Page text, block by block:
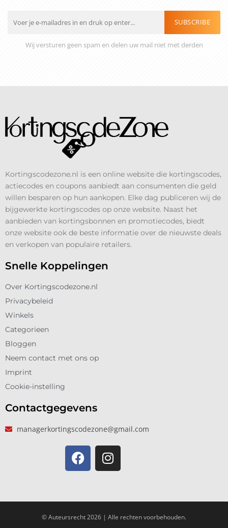
SUBSCRIBE
Wij versturen geen spam en delen uw mail niet met derden
Kortingscodezone.nl is een online website die kortingscodes,
actiecodes en coupons aanbiedt aan consumenten die geld
willen besparen op hun aankopen. Elke dag publiceren wij de
bijgewerkte kortingscodes op onze website. Naast het
aanbieden van kortingsbonnen en promotiecodes, biedt
onze website ook de beste informatie over de nieuwste deals
en verkopen van populaire retailers.
Snelle Koppelingen
Over Kortingscodezone.nl
Privacybeleid
Winkels
Categorieen
Bloggen
Neem contact met ons op
Imprint
Cookie-instelling
Contactgegevens
managerkortingscodezone@gmail.com
© Auteursrecht 2026 | Alle rechten voorbehouden.